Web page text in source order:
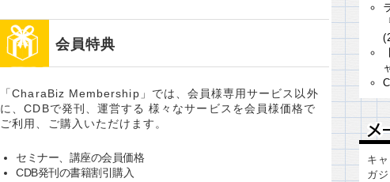
会員特典
「CharaBiz Membership」では、会員様専用サービス以外
に、CDBで発刊、運営する 様々なサービスを会員様価格で
ご利用、ご購入いただけます。
セミナー、講座の会員価格
CDB発刊の書籍割引購入
メ
メ
キ
ガ